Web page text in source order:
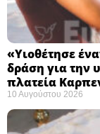
«Υιοθέτησε
δράση για την
πλατεία
10 Αυγούστου 2026